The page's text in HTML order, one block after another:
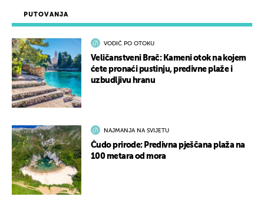
PUTOVANJA
VODIČ PO OTOKU
Veličanstveni Brač: Kameni otok na kojem
ćete pronaći pustinju, predivne plaže i
uzbudljivu hranu
NAJMANJA NA SVIJETU
Čudo prirode: Predivna pješčana plaža na
100 metara od mora